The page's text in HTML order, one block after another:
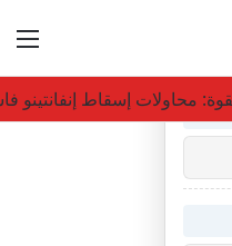
محاولات إسقاط إنفانتينو